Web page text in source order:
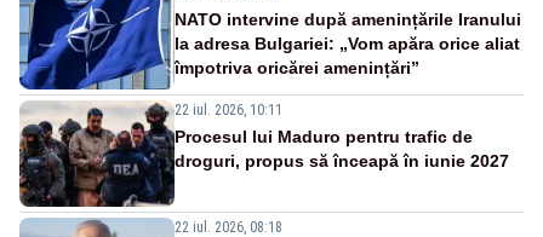
NATO intervine după amenințările Iranului
la adresa Bulgariei: „Vom apăra orice aliat
împotriva oricărei amenințări”
22 iul. 2026, 10:11
Procesul lui Maduro pentru trafic de
droguri, propus să înceapă în iunie 2027
22 iul. 2026, 08:18